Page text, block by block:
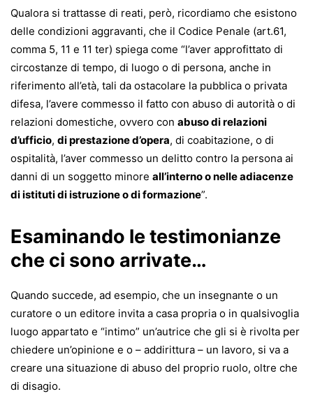
Qualora si trattasse di reati, però, ricordiamo che esistono
delle condizioni aggravanti, che il Codice Penale (art.61,
comma 5, 11 e 11 ter) spiega come “l’aver approfittato di
circostanze di tempo, di luogo o di persona, anche in
riferimento all’età, tali da ostacolare la pubblica o privata
difesa, l’avere commesso il fatto con abuso di autorità o di
relazioni domestiche, ovvero con abuso di relazioni
d’ufficio, di prestazione d’opera, di coabitazione, o di
ospitalità, l’aver commesso un delitto contro la persona ai
danni di un soggetto minore all’interno o nelle adiacenze
di istituti di istruzione o di formazione”.
Esaminando le testimonianze
che ci sono arrivate…
Quando succede, ad esempio, che un insegnante o un
curatore o un editore invita a casa propria o in qualsivoglia
luogo appartato e “intimo” un’autrice che gli si è rivolta per
chiedere un’opinione e o – addirittura – un lavoro, si va a
creare una situazione di abuso del proprio ruolo, oltre che
di disagio.